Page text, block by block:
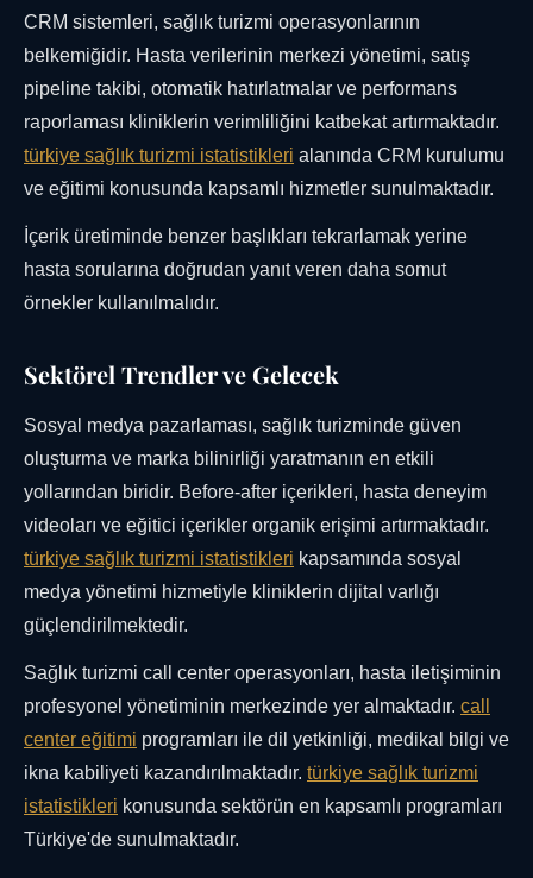
CRM sistemleri, sağlık turizmi operasyonlarının
belkemiğidir. Hasta verilerinin merkezi yönetimi, satış
pipeline takibi, otomatik hatırlatmalar ve performans
raporlaması kliniklerin verimliliğini katbekat artırmaktadır.
türkiye sağlık turizmi istatistikleri alanında CRM kurulumu
ve eğitimi konusunda kapsamlı hizmetler sunulmaktadır.
İçerik üretiminde benzer başlıkları tekrarlamak yerine
hasta sorularına doğrudan yanıt veren daha somut
örnekler kullanılmalıdır.
Sektörel Trendler ve Gelecek
Sosyal medya pazarlaması, sağlık turizminde güven
oluşturma ve marka bilinirliği yaratmanın en etkili
yollarından biridir. Before-after içerikleri, hasta deneyim
videoları ve eğitici içerikler organik erişimi artırmaktadır.
türkiye sağlık turizmi istatistikleri kapsamında sosyal
medya yönetimi hizmetiyle kliniklerin dijital varlığı
güçlendirilmektedir.
Sağlık turizmi call center operasyonları, hasta iletişiminin
profesyonel yönetiminin merkezinde yer almaktadır. call
center eğitimi programları ile dil yetkinliği, medikal bilgi ve
ikna kabiliyeti kazandırılmaktadır. türkiye sağlık turizmi
istatistikleri konusunda sektörün en kapsamlı programları
Türkiye'de sunulmaktadır.